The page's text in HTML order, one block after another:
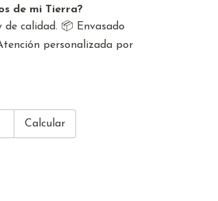
de mi Tierra?
de calidad. 📦 Envasado
personalizada por
Calcular